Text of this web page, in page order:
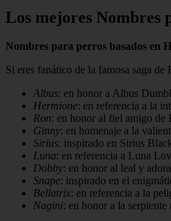
Los mejores Nombres
Nombres para perros basados en
Si eres fanático de la famosa saga
Albus: en honor a Albus
Hermione: en referencia a la
Ron: en honor al fiel amigo de
Ginny: en homenaje a la
Sirius: inspirado en Sirius
Luna: en referencia a Luna
Dobby: en honor al leal y
Snape: inspirado en el
Bellatrix: en referencia a la
Nagini: en honor a la